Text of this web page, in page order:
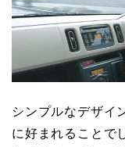
シンプルなデザイ
に好まれることで